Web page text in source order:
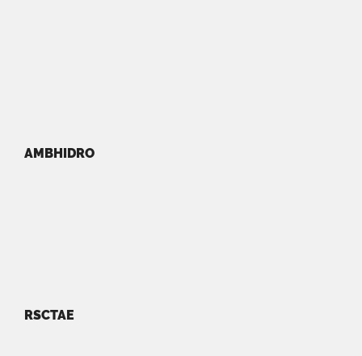
AMBHIDRO
RSCTAE